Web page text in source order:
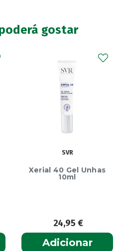
gostar
SVR
Xerial 40 Gel Unhas
10ml
24,95€
Adicionar